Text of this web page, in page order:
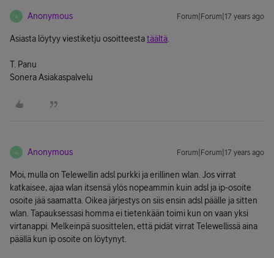
A Anonymous Forum|Forum|17 years ago
Asiasta löytyy viestiketju osoitteestatäältä
T. Panu
Sonera Asiakaspalvelu
A Anonymous Forum|Forum|17 years ago
Moi, mulla on Telewellin adsl purkki ja erillinen wlan. Jos virrat
katkaisee, ajaa wlan itsensä ylös nopeammin kuin adsl ja ip-osoite
osoite jää saamatta. Oikea järjestys on siis ensin adsl päälle ja sitten
wlan. Tapauksessasi homma ei tietenkään toimi kun on vaan yksi
virtanappi. Melkeinpä suosittelen, että pidät virrat Telewellissä aina
päällä kun ip osoite on löytynyt.